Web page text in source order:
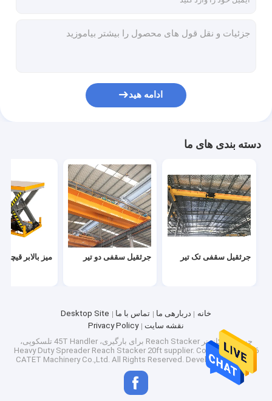
ادامه هید
دسته بندی های ما
جرثقیل سقفی تک تیر جرثقیل سقفی دو تیر میز بالابر قیچی
خانه دربارهی ما تماس با ما
Desktop Site
نقشه سایت
Privacy Policy
چین 45T کانتینر Reach Stacker برای بارگیری، 45T Handler تلسکوپی،
Heavy Duty Spreader Reach Stacker 20ft supplier. Copyright © 2026
CATET Machinery Co.,Ltd. All Rights Reserved. Developed byECER